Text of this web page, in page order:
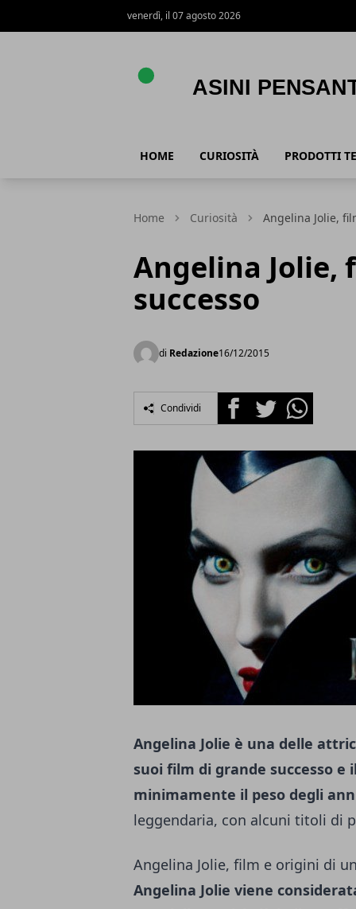
venerdì, il 07 agosto 2026
HOME CURIOSITÀ PRODOTTI
Home Curiosità Angelina Jolie,
Angelina Jolie,
successo
di Redazione16/12/2015
Condividi FacebookTwitterWhatsapp
Angelina Jolie è una delle
suoi film di grande successo e
minimamente il peso degli
leggendaria, con alcuni titoli di
Angelina Jolie, film e origini di
Angelina Jolie viene